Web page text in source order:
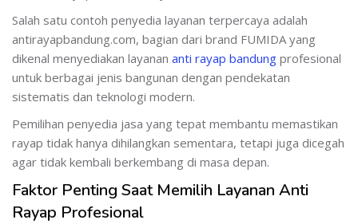
Salah satu contoh penyedia layanan terpercaya adalah
antirayapbandung.com, bagian dari brand FUMIDA yang
dikenal menyediakan layanan anti rayap bandung profesional
untuk berbagai jenis bangunan dengan pendekatan
sistematis dan teknologi modern.
Pemilihan penyedia jasa yang tepat membantu memastikan
rayap tidak hanya dihilangkan sementara, tetapi juga dicegah
agar tidak kembali berkembang di masa depan.
Faktor Penting Saat Memilih Layanan Anti
Rayap Profesional